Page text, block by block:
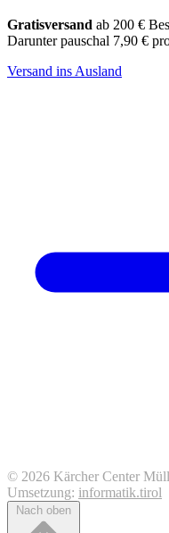
Gratisversand ab 200 €
Darunter pauschal 7,90 €
Versand ins Ausland
© 2026 Kärcher Center
Umsetzung: informatik.tirol
Nach oben